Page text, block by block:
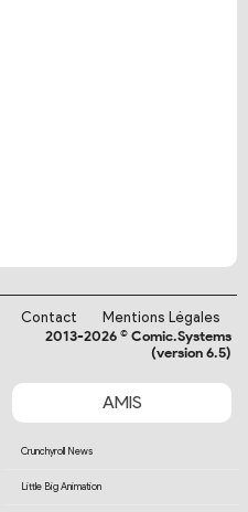
Contact
Mentions Légales
2013-2026 © Comic.Systems
(version 6.5)
AMIS
Crunchyroll News
Little Big Animation